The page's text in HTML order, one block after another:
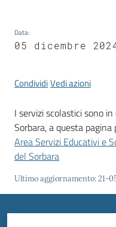
Emilia
Tutti
gli
argomenti...
Data:
05 dicembre
CondividiVedi azioni
I servizi scolastici sono
Sorbara, a questa
Area Servizi Educativi e
del Sorbara
Ultimo aggiornamento:21-